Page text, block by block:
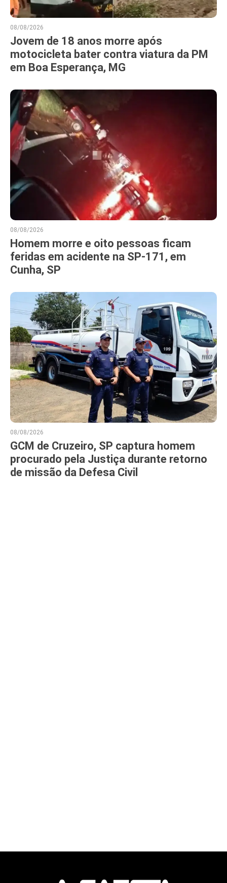
08/08/2026
Jovem de 18 anos morre após
motocicleta bater contra viatura da PM
em Boa Esperança, MG
08/08/2026
Homem morre e oito pessoas ficam
feridas em acidente na SP-171, em
Cunha, SP
08/08/2026
GCM de Cruzeiro, SP captura homem
procurado pela Justiça durante retorno
de missão da Defesa Civil